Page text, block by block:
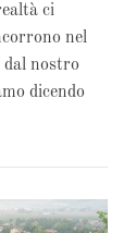
ci
nel
dal nostro
dicendo